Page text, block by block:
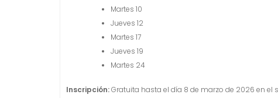
Martes 10
Jueves 12
Martes 17
Jueves 19
Martes 24
Inscripción:Gratuita hasta el día 8 de marzo de 2026 en el